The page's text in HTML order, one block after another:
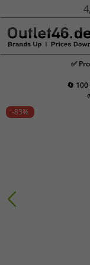
✅
🔄 100
-83%